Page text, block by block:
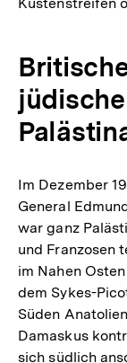
Im Dezember
General
war ganz
und Franzosen
im Nahen
dem Sykes-
Süden
Damaskus
sich südlich